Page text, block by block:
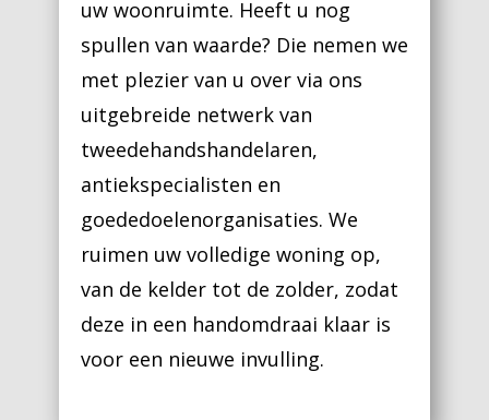
uw woonruimte. Heeft u nog
spullen van waarde? Die nemen we
met plezier van u over via ons
uitgebreide netwerk van
tweedehandshandelaren,
antiekspecialisten en
goededoelenorganisaties. We
ruimen uw volledige woning op,
van de kelder tot de zolder, zodat
deze in een handomdraai klaar is
voor een nieuwe invulling.